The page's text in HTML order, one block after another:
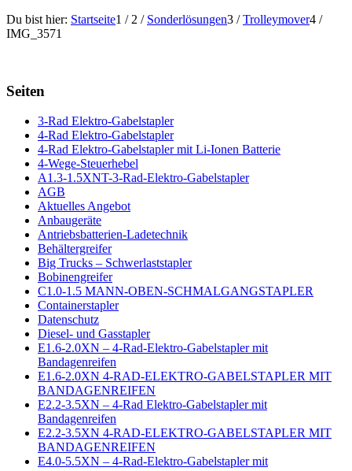
Du bist hier: Startseite1 / 2 / Sonderlösungen3 / Trolleymover4 /
IMG_3571
Seiten
3-Rad Elektro-Gabelstapler
4-Rad Elektro-Gabelstapler
4-Rad Elektro-Gabelstapler mit Li-Ionen Batterie
4-Wege-Steuerhebel
A1.3-1.5XNT-3-Rad-Elektro-Gabelstapler
AGB
Aktuelles Angebot
Anbaugeräte
Antriebsbatterien-Ladetechnik
Behältergreifer
Big Trucks – Schwerlaststapler
Bobinengreifer
C1.0-1.5 MANN-OBEN-SCHMALGANGSTAPLER
Containerstapler
Datenschutz
Diesel- und Gasstapler
E1.6-2.0XN – 4-Rad-Elektro-Gabelstapler mit
Bandagenreifen
E1.6-2.0XN 4-RAD-ELEKTRO-GABELSTAPLER MIT
BANDAGENREIFEN
E2.2-3.5XN – 4-Rad Elektro-Gabelstapler mit
Bandagenreifen
E2.2-3.5XN 4-RAD-ELEKTRO-GABELSTAPLER MIT
BANDAGENREIFEN
E4.0-5.5XN – 4-Rad-Elektro-Gabelstapler mit